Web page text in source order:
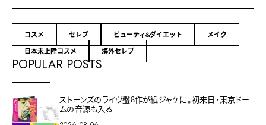
コスメ セレブ ビューティ&ダイエット
メイク
日本未上陸コスメ
海外セレブ
POPULAR POSTS
ストーンズのライヴ盤8作が紙ジャケに。初来日・東京ドー
ムの音源も入る